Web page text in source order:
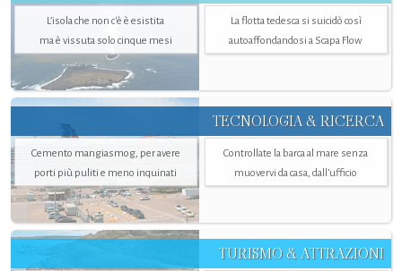
L’isola che non c'è è esistita
ma è vissuta solo cinque mesi
La flotta tedesca si suicidò così
autoaffondandosi a Scapa Flow
TECNOLOGIA & RICERCA
Cemento mangiasmog, per avere
porti più puliti e meno inquinati
Controllate la barca al mare senza
muovervi da casa, dall’ufficio
TURISMO & ATTRAZIONI